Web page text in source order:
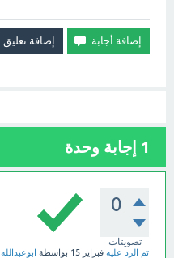
1 إجابة وحدة
0
تصويتات
تم الرد عليه فبراير 15 بواسطة ابوعبدالله